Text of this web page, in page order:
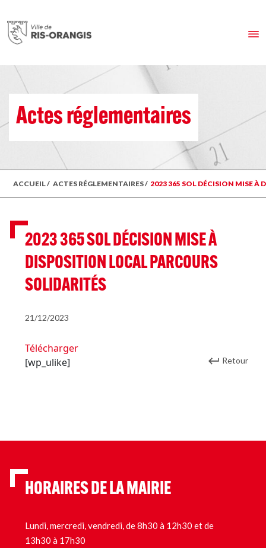
Actes réglementaires
ACCUEIL/ ACTES RÉGLEMENTAIRES/ 2023 365 SOL DÉCISION MISE À
2023 365 SOL DÉCISION MISE À
DISPOSITION LOCAL PARCOURS
SOLIDARITÉS
21/12/2023
Télécharger
[wp_ulike]
Retour
HORAIRES DE LA MAIRIE
Lundi, mercredi, vendredi, de 8h30 à 12h30 et de
13h30 à 17h30